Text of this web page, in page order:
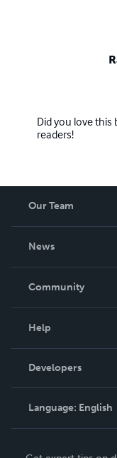
Did you love this
readers!
Our Team
News
In The News
Community
Podcast
Help
Order Lookup
Knowledge Base
Contact Support
Developers
Language: English